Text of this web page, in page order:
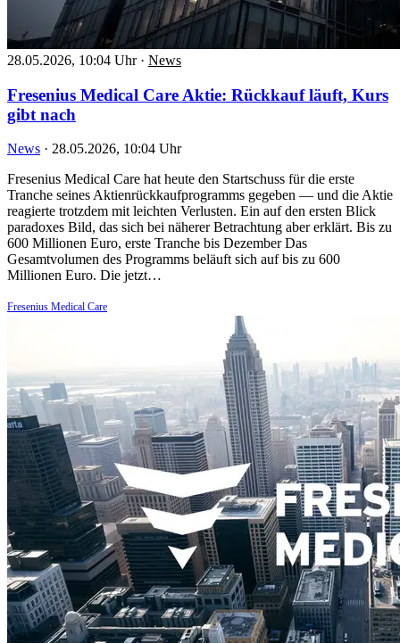
28.05.2026, 10:04 Uhr · News
Fresenius Medical Care Aktie: Rückkauf läuft, Kurs
gibt nach
News · 28.05.2026, 10:04 Uhr
Fresenius Medical Care hat heute den Startschuss für die erste
Tranche seines Aktienrückkaufprogramms gegeben — und die Aktie
reagierte trotzdem mit leichten Verlusten. Ein auf den ersten Blick
paradoxes Bild, das sich bei näherer Betrachtung aber erklärt. Bis zu
600 Millionen Euro, erste Tranche bis Dezember Das
Gesamtvolumen des Programms beläuft sich auf bis zu 600
Millionen Euro. Die jetzt…
Fresenius Medical Care